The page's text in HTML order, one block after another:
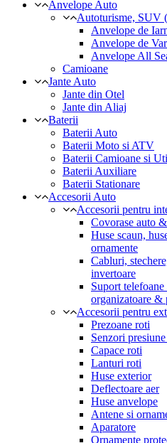
Anvelope Auto
Autoturisme, SUV
Anvelope de
Anvelope de
Anvelope All
Camioane
Jante Auto
Jante din Otel
Jante din Aliaj
Baterii
Baterii Auto
Baterii Moto si ATV
Baterii Camioane si
Baterii Auxiliare
Baterii Stationare
Accesorii Auto
Accesorii pentru
Covorase auto
Huse scaun,
ornamente
Cabluri,
invertoare
Suport telefoane
organizatoare &
Accesorii pentru
Prezoane roti
Senzori
Capace roti
Lanturi roti
Huse exterior
Deflectoare aer
Huse anvelope
Antene si
Aparatore
Ornamente